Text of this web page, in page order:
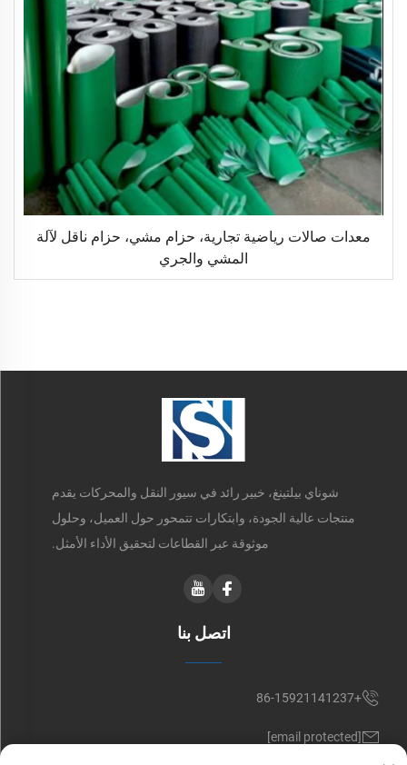
معدات صالات رياضية تجارية، حزام مشي، حزام ناقل لآلة
المشي والجري
شوناي بيلتينغ، خبير رائد في سيور النقل والمحركات يقدم
منتجات عالية الجودة، وابتكارات تتمحور حول العميل، وحلول
موثوقة عبر القطاعات لتحقيق الأداء الأمثل.
اتصل بنا
+86-15921141237
[email protected]